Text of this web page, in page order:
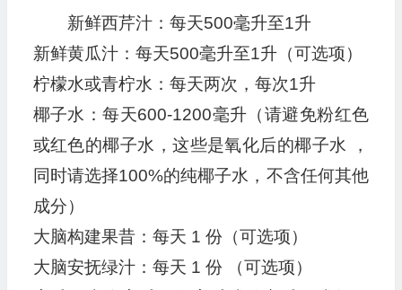
新鲜西芹汁：每天500毫升至1升
新鲜黄瓜汁：每天500毫升至1升（可选项）
柠檬水或青柠水：每天两次，每次1升
椰子水：每天600-1200毫升（请避免粉红色
或红色的椰子水，这些是氧化后的椰子水 ，
同时请选择100%的纯椰子水，不含任何其他
成分）
大脑构建果昔：每天 1 份（可选项）
大脑安抚绿汁：每天 1 份 （可选项）